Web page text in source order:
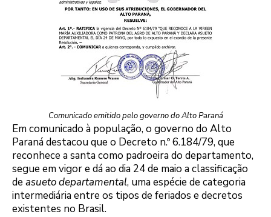
Comunicado emitido pelo governo do Alto Paraná
Em comunicado à população, o governo do Alto
Paraná destacou que o Decreto n.º 6.184/79, que
reconhece a santa como padroeira do departamento,
segue em vigor e dá ao dia 24 de maio a classificação
de asueto departamental, uma espécie de categoria
intermediária entre os tipos de feriados e decretos
existentes no Brasil.